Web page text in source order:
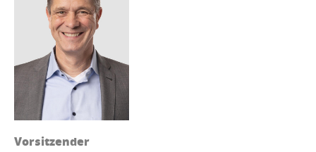
Vorsitzender